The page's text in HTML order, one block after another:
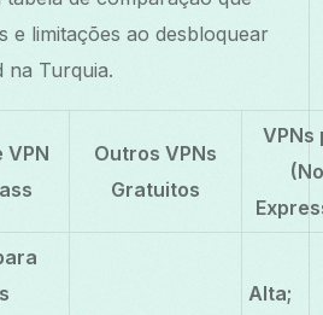
e limitações ao desbloquear
na Turquia.
VPN
Outros VPNs
Gratuitos
VPNs
Alta;